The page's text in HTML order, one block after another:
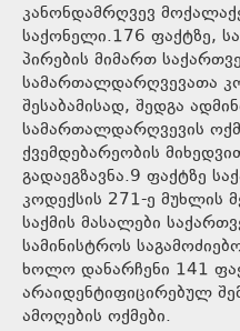
კანონდამრღვევ
საქონელი.176 ფაქტზე,
პირების მიმართ
სამართალდარღვევათა
შესაბამისად, შედგა
სამართალდარღვევის
ქვემდებარეობის
გადაეგზავნა.9 ფაქტზე
კოდექსის 271-ე მუხლის
საქმის მასალები
სამინისტროს
ხოლო დანარჩენი 141
არაიდენტიფიცირებულ
ამოღების ოქმები.